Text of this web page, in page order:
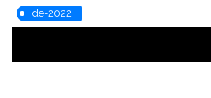
de-2022